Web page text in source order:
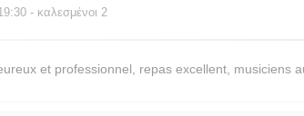
- καλεσμένοι 2
et professionnel, repas excellent, musiciens